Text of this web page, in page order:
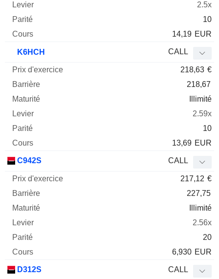
2.5x
10
14,19 EUR
K6HCH CALL
218,63 €
218,67
Illimité
2.59x
10
13,69 EUR
C942S CALL
217,12 €
227,75
Illimité
2.56x
20
6,930 EUR
D312S CALL